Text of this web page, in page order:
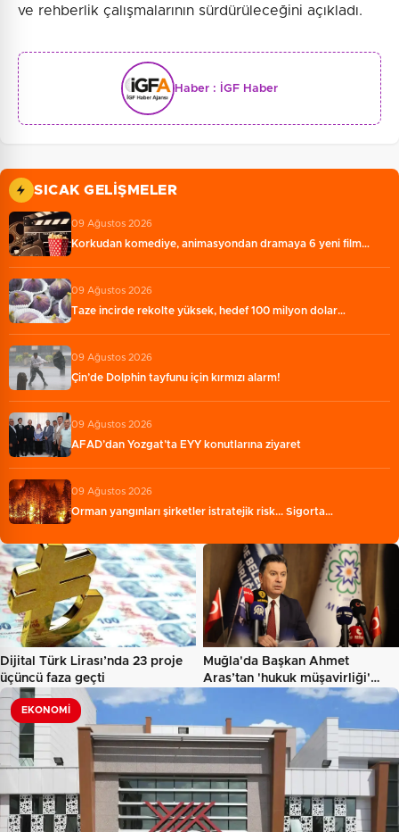
ve rehberlik çalışmalarının sürdürüleceğini açıkladı.
Haber : İGF Haber
SICAK GELIŞMELER
09 Ağustos 2026
Korkudan komediye, animasyondan dramaya 6 yeni film…
09 Ağustos 2026
Taze incirde rekolte yüksek, hedef 100 milyon dolar…
09 Ağustos 2026
Çin’de Dolphin tayfunu için kırmızı alarm!
09 Ağustos 2026
AFAD’dan Yozgat’ta EYY konutlarına ziyaret
09 Ağustos 2026
Orman yangınları şirketler istratejik risk... Sigorta…
Dijital Türk Lirası’nda 23 proje
üçüncü faza geçti
Muğla'da Başkan Ahmet
Aras’tan 'hukuk müşavirliği'…
EKONOMI